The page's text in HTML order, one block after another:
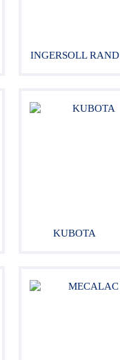
INGERSOLL RAND
KUBOTA